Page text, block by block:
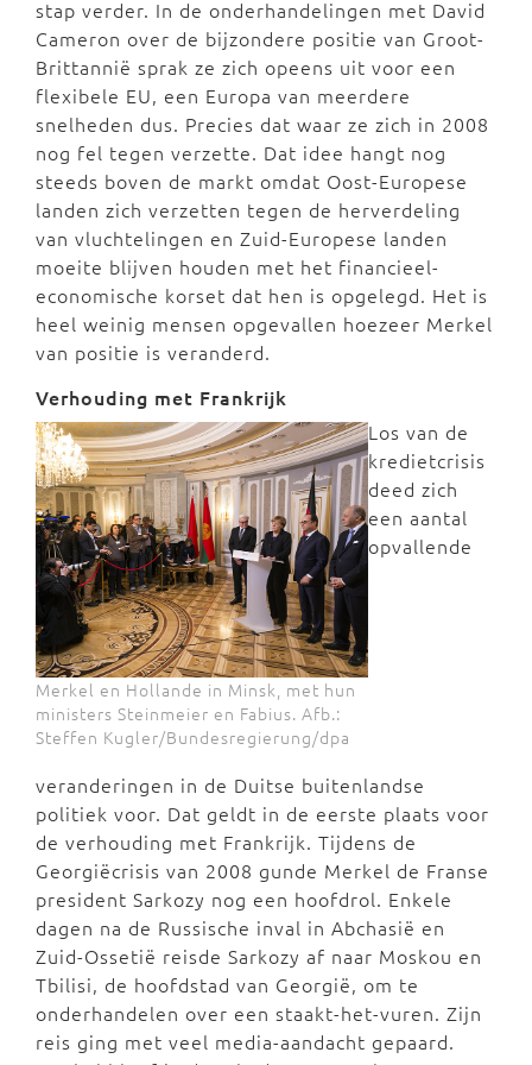
stap verder. In de onderhandelingen met David
Cameron over de bijzondere positie van Groot-
Brittannië sprak ze zich opeens uit voor een
flexibele EU, een Europa van meerdere
snelheden dus. Precies dat waar ze zich in 2008
nog fel tegen verzette. Dat idee hangt nog
steeds boven de markt omdat Oost-Europese
landen zich verzetten tegen de herverdeling
van vluchtelingen en Zuid-Europese landen
moeite blijven houden met het financieel-
economische korset dat hen is opgelegd. Het is
heel weinig mensen opgevallen hoezeer Merkel
van positie is veranderd.
Verhouding met Frankrijk
Merkel en Hollande in Minsk, met hun
ministers Steinmeier en Fabius. Afb.:
Steffen Kugler/Bundesregierung/dpa
Los van de
kredietcrisis
deed zich
een aantal
opvallende
veranderingen in de Duitse buitenlandse
politiek voor. Dat geldt in de eerste plaats voor
de verhouding met Frankrijk. Tijdens de
Georgiëcrisis van 2008 gunde Merkel de Franse
president Sarkozy nog een hoofdrol. Enkele
dagen na de Russische inval in Abchasië en
Zuid-Ossetië reisde Sarkozy af naar Moskou en
Tbilisi, de hoofdstad van Georgië, om te
onderhandelen over een staakt-het-vuren. Zijn
reis ging met veel media-aandacht gepaard.